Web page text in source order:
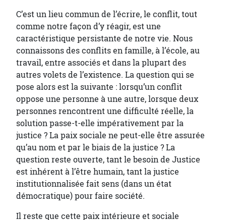
C’est un lieu commun de l’écrire, le conflit, tout
comme notre façon d’y réagir, est une
caractéristique persistante de notre vie. Nous
connaissons des conflits en famille, à l’école, au
travail, entre associés et dans la plupart des
autres volets de l’existence. La question qui se
pose alors est la suivante : lorsqu’un conflit
oppose une personne à une autre, lorsque deux
personnes rencontrent une difficulté réelle, la
solution passe-t-elle impérativement par la
justice ? La paix sociale ne peut-elle être assurée
qu’au nom et par le biais de la justice ? La
question reste ouverte, tant le besoin de Justice
est inhérent à l’être humain, tant la justice
institutionnalisée fait sens (dans un état
démocratique) pour faire société.
Il reste que cette paix intérieure et sociale